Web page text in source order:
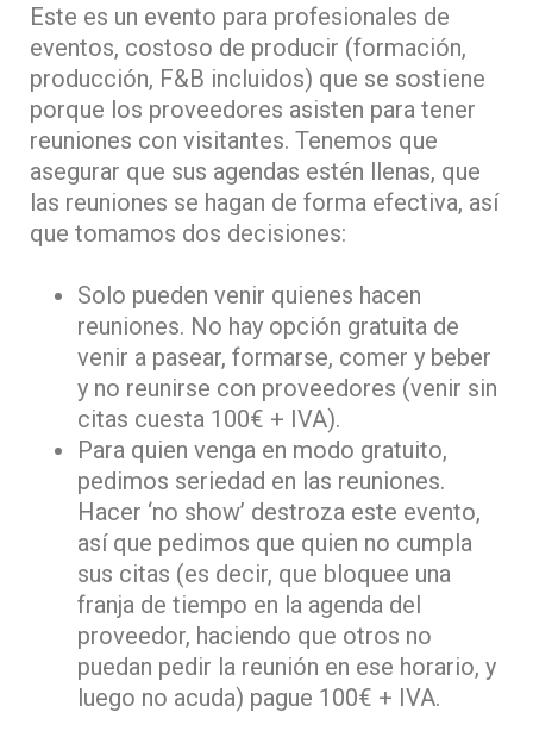
Este es un evento para profesionales de
eventos, costoso de producir (formación,
producción, F&B incluidos) que se sostiene
porque los proveedores asisten para tener
reuniones con visitantes. Tenemos que
asegurar que sus agendas estén llenas, que
las reuniones se hagan de forma efectiva, así
que tomamos dos decisiones:
Solo pueden venir quienes hacen
reuniones. No hay opción gratuita de
venir a pasear, formarse, comer y beber
y no reunirse con proveedores (venir sin
citas cuesta 100€ + IVA).
Para quien venga en modo gratuito,
pedimos seriedad en las reuniones.
Hacer ‘no show’ destroza este evento,
así que pedimos que quien no cumpla
sus citas (es decir, que bloquee una
franja de tiempo en la agenda del
proveedor, haciendo que otros no
puedan pedir la reunión en ese horario, y
luego no acuda) pague 100€ + IVA.